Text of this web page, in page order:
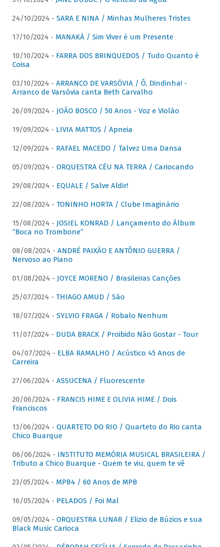
24/10/2024 - SARA E NINA / Minhas Mulheres Tristes
17/10/2024 - MANAKÁ / Sim Viver é um Presente
10/10/2024 - FARRA DOS BRINQUEDOS / Tudo Quanto é
Coisa
03/10/2024 - ARRANCO DE VARSÓVIA / Ô, Dindinha! -
Arranco de Varsóvia canta Beth Carvalho
26/09/2024 - JOÃO BOSCO / 50 Anos - Voz e Violão
19/09/2024 - LIVIA MATTOS / Apneia
12/09/2024 - RAFAEL MACEDO / Talvez Uma Dansa
05/09/2024 - ORQUESTRA CÉU NA TERRA / Cariocando
29/08/2024 - EQUALE / Salve Aldir!
22/08/2024 - TONINHO HORTA / Clube Imaginário
15/08/2024 - JOSIEL KONRAD / Lançamento do Álbum
“Boca no Trombone”
08/08/2024 - ANDRÉ PAIXÃO E ANTÔNIO GUERRA /
Nervoso ao Piano
01/08/2024 - JOYCE MORENO / Brasileiras Canções
25/07/2024 - THIAGO AMUD / São
18/07/2024 - SYLVIO FRAGA / Robalo Nenhum
11/07/2024 - DUDA BRACK / Proibido Não Gostar - Tour
04/07/2024 - ELBA RAMALHO / Acústico 45 Anos de
Carreira
27/06/2024 - ASSUCENA / Fluorescente
20/06/2024 - FRANCIS HIME E OLIVIA HIME / Dois
Franciscos
13/06/2024 - QUARTETO DO RIO / Quarteto do Rio canta
Chico Buarque
06/06/2024 - INSTITUTO MEMÓRIA MUSICAL BRASILEIRA /
Tributo a Chico Buarque - Quem te viu, quem te vê
23/05/2024 - MPB4 / 60 Anos de MPB
16/05/2024 - PELADOS / Foi Mal
09/05/2024 - ORQUESTRA LUNAR / Elizio de Búzios e sua
Black Music Carioca